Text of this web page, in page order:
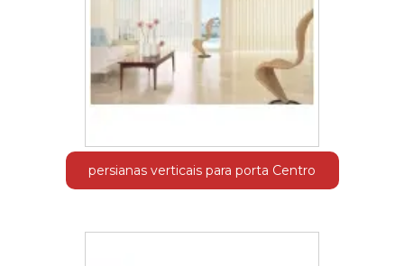
persianas verticais para porta Centro